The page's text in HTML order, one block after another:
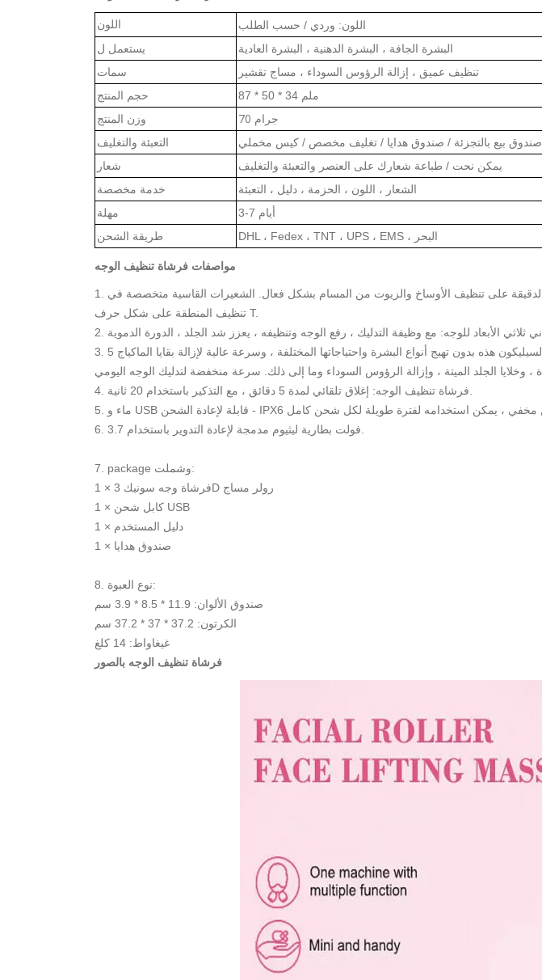
اللون
اللون: وردي / حسب الطلب
يستعمل ل
البشرة الجافة ، البشرة الدهنية ، البشرة العادية
سمات
تنظيف عميق ، إزالة الرؤوس السوداء ، مساج تقشير
حجم المنتج
87 * 50 * 34 ملم
وزن المنتج 70 جرام
التعبئة والتغليف
صندوق بيع بالتجزئة / صندوق هدايا / تغليف مخصص / كيس مخملي
شعار
يمكن نحت / طباعة شعارك على العنصر والتعبئة والتغليف
خدمة مخصصة
الشعار ، اللون ، الحزمة ، دليل ، التعبئة
مهلة
3-7 أيام
طريقة الشحن
DHL ، Fedex ، TNT ، UPS ، EMS ، البحر
مواصفات فرشاة تنظيف الوجه
1. التنظيف العميق سونيك - اهتزاز عالي التردد لتنظيف عميق للوجه. يمكن أن تساعد الشعيرات الدقيقة على تنظيف الأوساخ والزيوت من المسام بشكل فعال. الشعيرات القاسية متخصصة في
تنظيف المنطقة على شكل حرف T.
3. 5 مستويات اهتزاز قابلة للتعديل - مع 5 سرعات ، اهتزاز 5500 / م ، يمكن أن تلبي فرشاة تنظيف السيليكون هذه بدون تهيج أنواع البشرة واحتياجاتها المختلفة ، وسرعة عالية لإزالة بقايا الماكياج
7. package وشملت:
1 × فرشاة وجه سونيك 3D رولر مساج
1 × كابل شحن USB
1 × دليل المستخدم
1 × صندوق هدايا
8. نوع العبوة:
صندوق الألوان: 11.9 * 8.5 * 3.9 سم
الكرتون: 37.2 * 37 * 37.2 سم
غيغاواط: 14 كلغ
فرشاة تنظيف الوجه بالصور